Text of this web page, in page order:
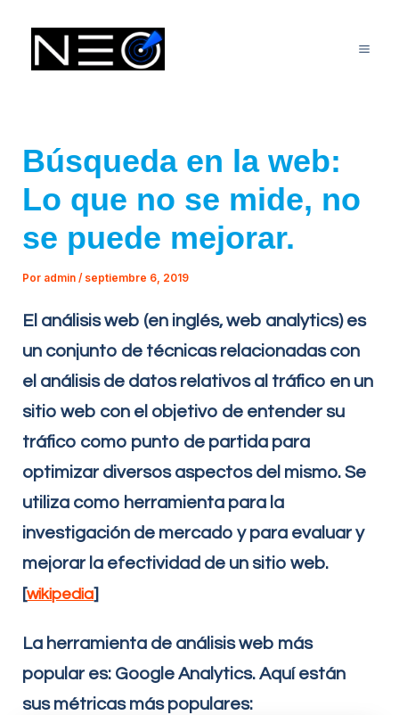
contenido
Búsqueda en la web:
Lo que no se mide, no
se puede mejorar.
Por admin/ septiembre 6, 2019
El análisis web (en inglés, web analytics) es
un conjunto de técnicas relacionadas con
el análisis de datos relativos al tráfico en un
sitio web con el objetivo de entender su
tráfico como punto de partida para
optimizar diversos aspectos del mismo. Se
utiliza como herramienta para la
investigación de mercado y para evaluar y
mejorar la efectividad de un sitio web.
[wikipedia]
La herramienta de análisis web más
popular es: Google Analytics. Aquí están
sus métricas más populares: